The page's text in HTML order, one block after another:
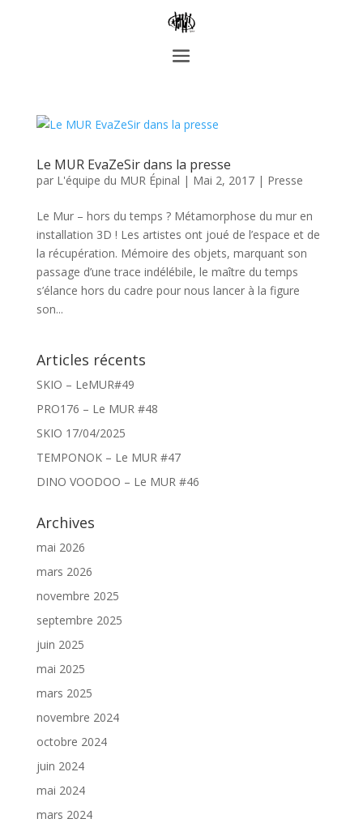
Le MUR EvaZeSir dans la presse
par L'équipe du MUR Épinal | Mai 2, 2017| Presse
Le Mur – hors du temps ? Métamorphose du mur en
installation 3D ! Les artistes ont joué de l’espace et de
la récupération. Mémoire des objets, marquant son
passage d’une trace indélébile, le maître du temps
s’élance hors du cadre pour nous lancer à la figure
son...
Articles récents
SKIO – LeMUR#49
PRO176 – Le MUR #48
SKIO 17/04/2025
TEMPONOK – Le MUR #47
DINO VOODOO – Le MUR #46
Archives
mai 2026
mars 2026
novembre 2025
septembre 2025
juin 2025
mai 2025
mars 2025
novembre 2024
octobre 2024
juin 2024
mai 2024
mars 2024